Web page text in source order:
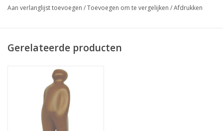
√ Jarenlange ervaring
√ Meer info: 0032 56 66 45 07 /
Aan verlanglijst toevoegen /Toevoegen om te vergelijken /Afdrukken
Gerelateerde producten